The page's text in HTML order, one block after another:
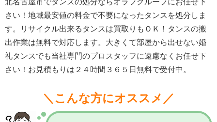
さい！地域最安値の料金で不要になったタンスを処分しま
す。リサイクル出来るタンスは買取りもＯＫ！タンスの搬
出作業は無料で対応します。大きくて部屋から出せない婚
礼タンスでも当社専門のプロスタッフに遠慮なくお任せ下
さい！お見積もりは２４時間３６５日無料で受付中。
＼こんな方にオススメ／